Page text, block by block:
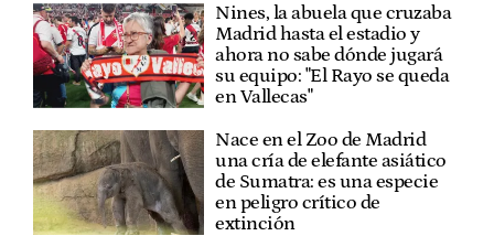
Nines, la abuela que cruzaba
Madrid hasta el estadio y
ahora no sabe dónde jugará
su equipo: "El Rayo se queda
en Vallecas"
Nace en el Zoo de Madrid
una cría de elefante asiático
de Sumatra: es una especie
en peligro crítico de
extinción